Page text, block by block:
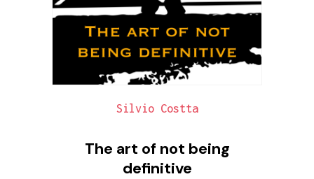
Silvio Costta
The art of not being
definitive